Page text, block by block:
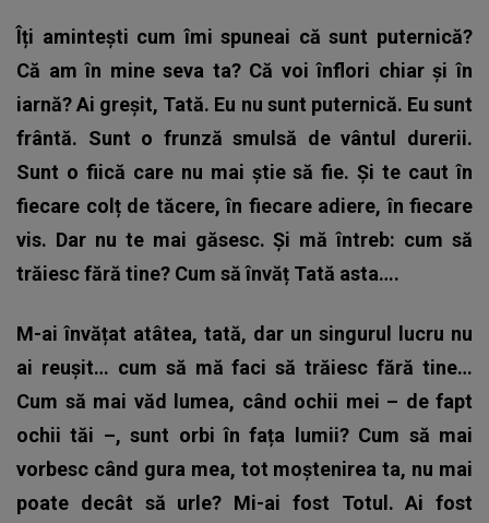
Îți amintești cum îmi spuneai că sunt puternică?
Că am în mine seva ta? Că voi înflori chiar și în
iarnă? Ai greșit, Tată. Eu nu sunt puternică. Eu sunt
frântă. Sunt o frunză smulsă de vântul durerii.
Sunt o fiică care nu mai știe să fie. Și te caut în
fiecare colț de tăcere, în fiecare adiere, în fiecare
vis. Dar nu te mai găsesc. Și mă întreb: cum să
trăiesc fără tine? Cum să învăț Tată asta….
M-ai învățat atâtea, tată, dar un singurul lucru nu
ai reușit… cum să mă faci să trăiesc fără tine…
Cum să mai văd lumea, când ochii mei – de fapt
ochii tăi –, sunt orbi în fața lumii? Cum să mai
vorbesc când gura mea, tot moștenirea ta, nu mai
poate decât să urle? Mi-ai fost Totul. Ai fost